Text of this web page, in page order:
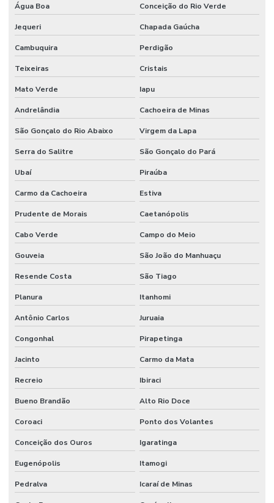
Água Boa Conceição do Rio Verde
Jequeri Chapada Gaúcha
Cambuquira Perdigão
Teixeiras Cristais
Mato Verde Iapu
Andrelândia Cachoeira de Minas
São Gonçalo do Rio Abaixo Virgem da Lapa
Serra do Salitre São Gonçalo do Pará
Ubaí Piraúba
Carmo da Cachoeira Estiva
Prudente de Morais Caetanópolis
Cabo Verde Campo do Meio
Gouveia São João do Manhuaçu
Resende Costa São Tiago
Planura Itanhomi
Antônio Carlos Juruaia
Congonhal Pirapetinga
Jacinto Carmo da Mata
Recreio Ibiraci
Bueno Brandão Alto Rio Doce
Coroaci Ponto dos Volantes
Conceição dos Ouros Igaratinga
Eugenópolis Itamogi
Pedralva Icaraí de Minas